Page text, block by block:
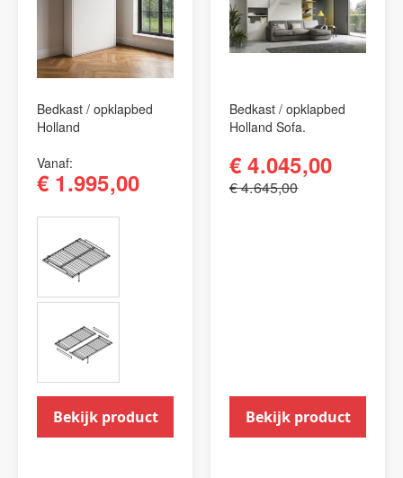
Bedkast / opklapbed
Holland
Vanaf
€ 1.995,00
Bekijk product
Bedkast / opklapbed
Holland Sofa.
€ 4.045,00
€ 4.645,00
Bekijk product